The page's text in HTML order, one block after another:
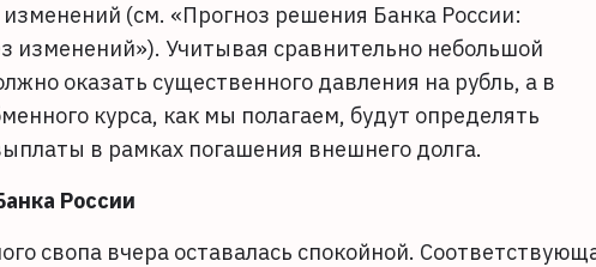
изменений (см. «Прогноз решения Банка России:
изменений»). Учитывая сравнительно небольшой
оказать существенного давления на рубль, а в
курса, как мы полагаем, будут определять
в рамках погашения внешнего долга.
России
свопа вчера оставалась спокойной.